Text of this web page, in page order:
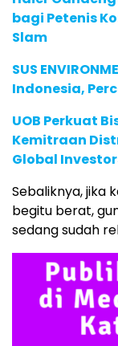
bagi Petenis
Slam
SUS
Indonesia,
UOB Perkuat
Kemitraan
Global
Sebaliknya, jika
begitu berat,
sedang sudah